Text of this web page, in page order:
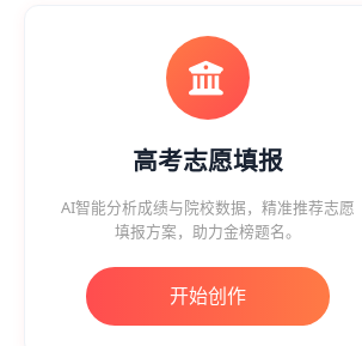
高考志愿填报
AI智能分析成绩与院校数据，精准推荐志愿
填报方案，助力金榜题名。
开始创作